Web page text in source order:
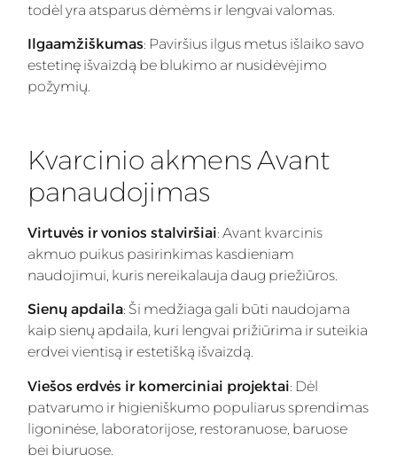
todėl yra atsparus dėmėms ir lengvai valomas.
Ilgaamžiškumas: Paviršius ilgus metus išlaiko savo
estetinę išvaizdą be blukimo ar nusidėvėjimo
požymių.
Kvarcinio akmens Avant
panaudojimas
Virtuvės ir vonios stalviršiai: Avant kvarcinis
akmuo puikus pasirinkimas kasdieniam
naudojimui, kuris nereikalauja daug priežiūros.
Sienų apdaila: Ši medžiaga gali būti naudojama
kaip sienų apdaila, kuri lengvai prižiūrima ir suteikia
erdvei vientisą ir estetišką išvaizdą.
Viešos erdvės ir komerciniai projektai: Dėl
patvarumo ir higieniškumo populiarus sprendimas
ligoninėse, laboratorijose, restoranuose, baruose
bei biuruose.